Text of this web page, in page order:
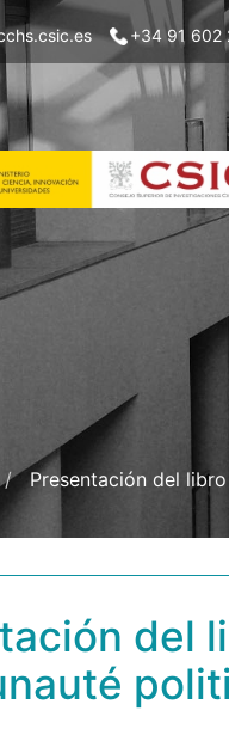
+34 91 602
Presentación del
del